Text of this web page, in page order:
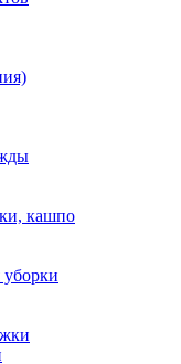
кашпо